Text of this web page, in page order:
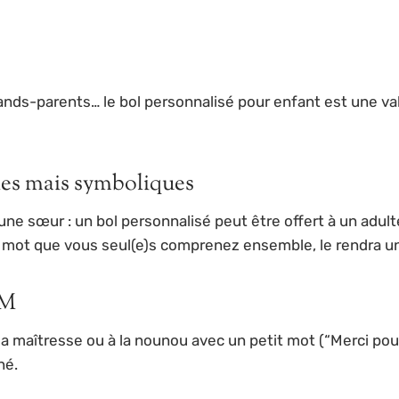
parents… le bol personnalisé pour enfant est une
mais symboliques
sœur : un bol personnalisé peut être offert à un
que vous seul(e)s comprenez ensemble, le rendra
maîtresse ou à la nounou avec un petit mot (“Merci